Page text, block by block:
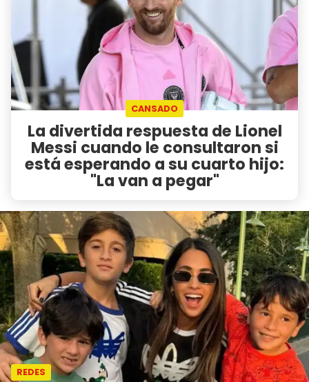
CANSADO
La divertida respuesta de Lionel
Messi cuando le consultaron si
está esperando a su cuarto hijo:
"La van a pegar"
REDES